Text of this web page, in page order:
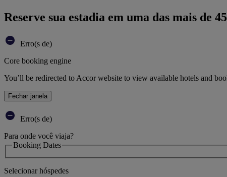
Reserve sua estadia em uma das mais de
Erro(s de)
Core booking engine
You’ll be redirected to Accor website to view available hotels and
Fechar janela
Erro(s de)
Para onde você viaja?
Booking Dates
Selecionar hóspedes